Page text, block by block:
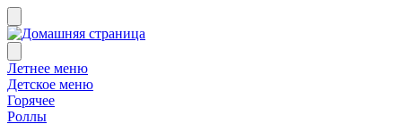
Летнее меню
Детское меню
Горячее
Роллы